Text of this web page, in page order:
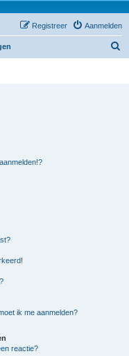
Aanmelden
Registreer
ik me aanmelden?
reactie?